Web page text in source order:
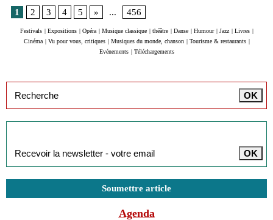
1
2 3 4 5 » ... 456
Festivals Expositions Opéra Musique classique théâtre Danse Humour Jazz Livres
Cinéma
Vu pour vous, critiques Musiques du monde, chanson Tourisme & restaurants
Evénements
Téléchargements
Soumettre article
Agenda